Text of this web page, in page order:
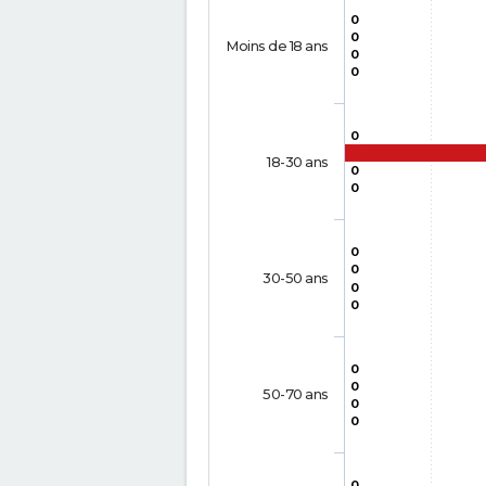
0
0
0
0
0
0
0
0
0
0
0
0
0
0
0
Moins de 18 ans
18-30 ans
30-50 ans
50-70 ans